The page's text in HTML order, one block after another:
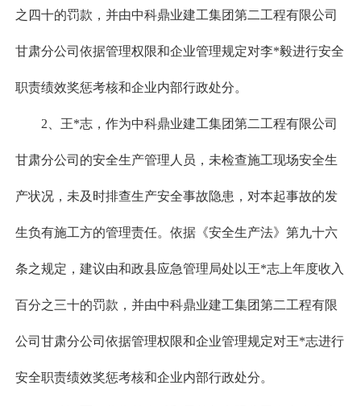
之四十的罚款，并由中科鼎业建工集团第二工程有限公司
甘肃分公司依据管理权限和企业管理规定对李*毅进行安全
职责绩效奖惩考核和企业内部行政处分。
2、王*志，作为中科鼎业建工集团第二工程有限公司
甘肃分公司的安全生产管理人员，未检查施工现场安全生
产状况，未及时排查生产安全事故隐患，对本起事故的发
生负有施工方的管理责任。依据《安全生产法》第九十六
条之规定，建议由和政县应急管理局处以王*志上年度收入
百分之三十的罚款，并由中科鼎业建工集团第二工程有限
公司甘肃分公司依据管理权限和企业管理规定对王*志进行
安全职责绩效奖惩考核和企业内部行政处分。